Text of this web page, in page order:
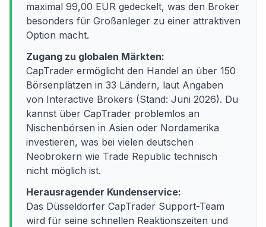
maximal 99,00 EUR gedeckelt, was den Broker
besonders für Großanleger zu einer attraktiven
Option macht.
Zugang zu globalen Märkten:
CapTrader ermöglicht den Handel an über 150
Börsenplätzen in 33 Ländern, laut Angaben
von Interactive Brokers (Stand: Juni 2026). Du
kannst über CapTrader problemlos an
Nischenbörsen in Asien oder Nordamerika
investieren, was bei vielen deutschen
Neobrokern wie Trade Republic technisch
nicht möglich ist.
Herausragender Kundenservice:
Das Düsseldorfer CapTrader Support-Team
wird für seine schnellen Reaktionszeiten und